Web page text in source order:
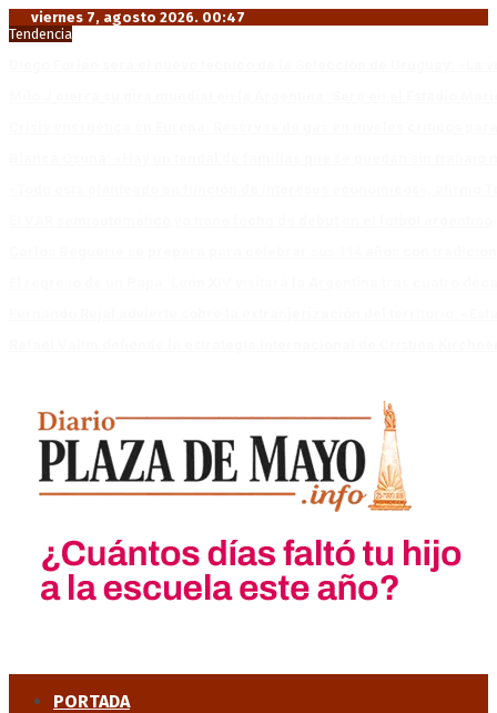
viernes 7, agosto 2026. 00:47
Tendencia
PORTADA